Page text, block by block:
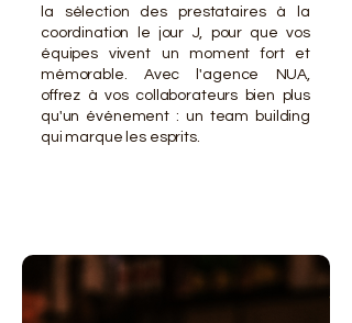
la sélection des prestataires à la
coordination le jour J, pour que vos
équipes vivent un moment fort et
mémorable. Avec l'agence NUA,
offrez à vos collaborateurs bien plus
qu'un événement : un team building
qui marque les esprits.